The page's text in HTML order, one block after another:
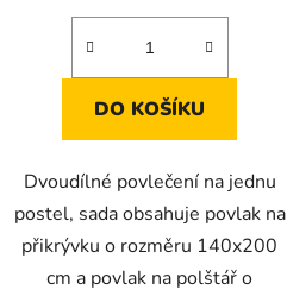
DO KOŠÍKU
Dvoudílné povlečení na jednu
postel, sada obsahuje povlak na
přikrývku o rozměru 140x200
cm a povlak na polštář o